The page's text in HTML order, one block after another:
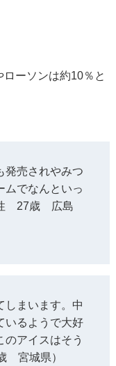
ーソンは約10％と
発売されやみつ
ムでなんといっ
性 27歳 広島
しまいます。中
いるようで大好
アイスはそう
宮城県）